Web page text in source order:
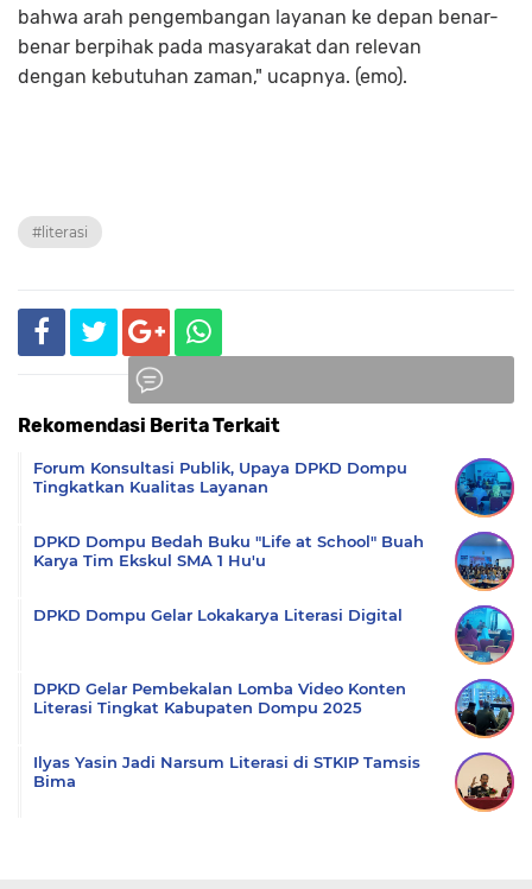
bahwa arah pengembangan layanan ke depan benar-
benar berpihak pada masyarakat dan relevan
dengan kebutuhan zaman," ucapnya. (emo).
#literasi
Rekomendasi Berita Terkait
Forum Konsultasi Publik, Upaya DPKD Dompu
Tingkatkan Kualitas Layanan
DPKD Dompu Bedah Buku "Life at School" Buah
Karya Tim Ekskul SMA 1 Hu'u
DPKD Dompu Gelar Lokakarya Literasi Digital
DPKD Gelar Pembekalan Lomba Video Konten
Literasi Tingkat Kabupaten Dompu 2025
Ilyas Yasin Jadi Narsum Literasi di STKIP Tamsis
Bima